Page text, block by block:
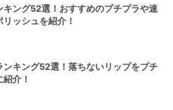
キング52選！おすすめのプチプラや速
ッシュを紹介！
ンキング52選！落ちないリップをプチ
介！